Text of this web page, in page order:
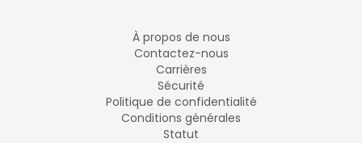
À propos de nous
Contactez-nous
Carrières
Sécurité
Politique de confidentialité
Conditions générales
Statut